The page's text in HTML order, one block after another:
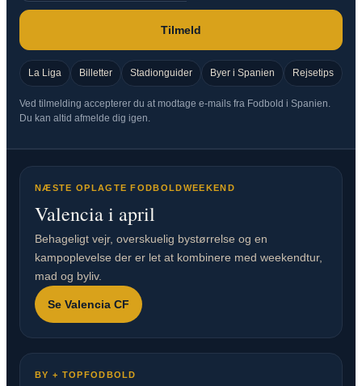
Tilmeld
La Liga Billetter Stadionguider Byer i Spanien Rejsetips
Ved tilmelding accepterer du at modtage e-mails fra Fodbold i Spanien.
Du kan altid afmelde dig igen.
NÆSTE OPLAGTE FODBOLDWEEKEND
Valencia i april
Behageligt vejr, overskuelig bystørrelse og en
kampoplevelse der er let at kombinere med weekendtur,
mad og byliv.
Se Valencia CF
BY + TOPFODBOLD